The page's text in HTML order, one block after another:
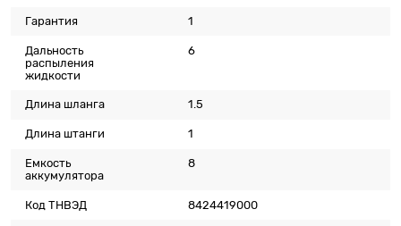
Гарантия 1
Дальность
распыления
жидкости
6
Длина шланга 1.5
Длина штанги 1
Емкость
аккумулятора
8
Код ТНВЭД 8424419000